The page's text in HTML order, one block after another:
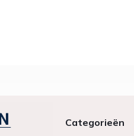
Categorieën